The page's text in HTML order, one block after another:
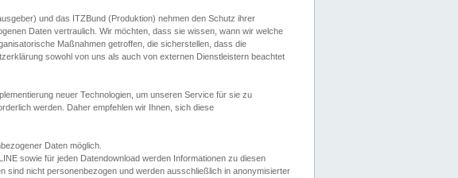
und das ITZBund (Produktion) nehmen den Schutz ihrer
Daten vertraulich. Wir möchten, dass sie wissen, wann wir welche
Maßnahmen getroffen, die sicherstellen, dass die
sowohl von uns als auch von externen Dienstleistern beachtet
neuer Technologien, um unseren Service für sie zu
werden. Daher empfehlen wir Ihnen, sich diese
Daten möglich.
sowie für jeden Datendownload werden Informationen zu diesen
sind nicht personenbezogen und werden ausschließlich in anonymisierter